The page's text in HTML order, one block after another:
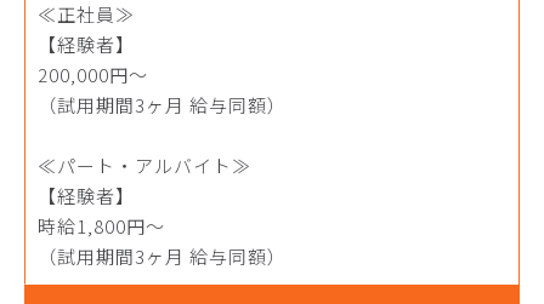
≪正社員≫
【経験者】
200,000円～
（試用期間3ヶ月 給与同額）
≪パート・アルバイト≫
【経験者】
時給1,800円～
（試用期間3ヶ月 給与同額）